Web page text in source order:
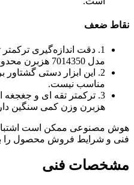
نقاط ضعف
مدل 7014350 هزبرن محدود است.
2. این ابزار دستی گشتاور
مناسب نیست.
هزبرن وزن کمی سنگین
هوش مصنوعی ممکن است
فنی و شرایط فروش محصول را
مشخصات فنی